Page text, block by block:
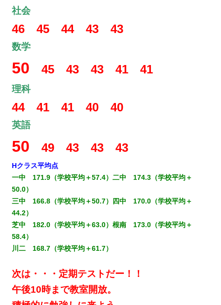
社会
46 45 44 43 43
数学
50 45 43 43 41 41
理科
44 41 41 40 40
英語
50 49 43 43 43
Hクラス平均点
一中 171.9（学校平均＋57.4）二中 174.3（学校平均＋
50.0）
三中 166.8（学校平均＋50.7）四中 170.0（学校平均＋
44.2）
芝中 182.0（学校平均＋63.0）根南 173.0（学校平均＋
58.4）
川二 168.7（学校平均＋61.7）
次は・・・定期テストだー！！
午後10時まで教室開放。